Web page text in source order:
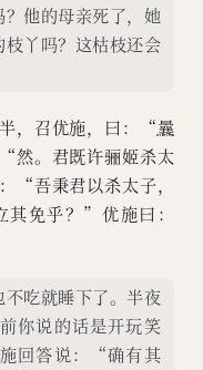
他的母亲死了，她
丫吗？这枯枝还会
，召优施，曰：“曩
然。君既许骊姬杀太
“吾秉君以杀太子，
其免乎？”优施曰：
吃就睡下了。半夜
你说的话是开玩笑
回答说：“确有其